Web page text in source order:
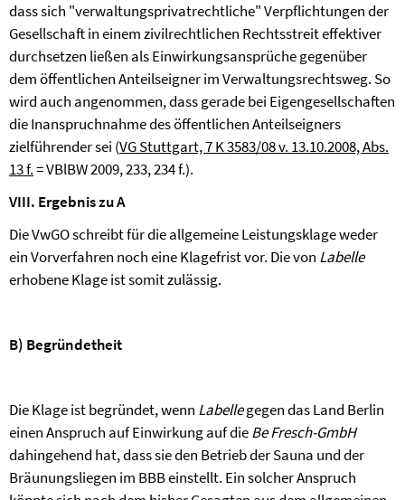
dass sich "verwaltungsprivatrechtliche" Verpflichtungen der
Gesellschaft in einem zivilrechtlichen Rechtsstreit effektiver
durchsetzen ließen als Einwirkungsansprüche gegenüber
dem öffentlichen Anteilseigner im Verwaltungsrechtsweg. So
wird auch angenommen, dass gerade bei Eigengesellschaften
die Inanspruchnahme des öffentlichen Anteilseigners
zielführender sei (VG Stuttgart, 7 K 3583/08 v. 13.10.2008, Abs.
13 f.= VBlBW 2009, 233, 234 f.).
VIII. Ergebnis zu A
Die VwGO schreibt für die allgemeine Leistungsklage weder
ein Vorverfahren noch eine Klagefrist vor. Die von Labelle
erhobene Klage ist somit zulässig.
B) Begründetheit
Die Klage ist begründet, wenn Labellegegen das Land Berlin
einen Anspruch auf Einwirkung auf dieBe Fresch-GmbH
dahingehend hat, dass sie den Betrieb der Sauna und der
Bräunungsliegen im BBB einstellt. Ein solcher Anspruch